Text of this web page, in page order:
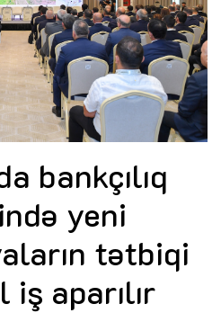
bankçılıq
yeni
tətbiqi
iş aparılır